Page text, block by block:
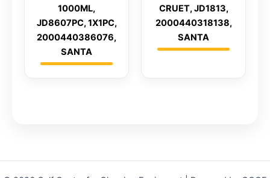
1000ML,
JD8607PC, 1X1PC,
2000440386076,
SANTA
CRUET, JD1813,
2000440318138,
SANTA